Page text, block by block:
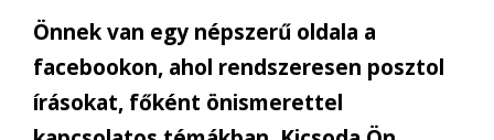
Önnek van egy népszerű oldala a
facebookon, ahol rendszeresen posztol
írásokat, főként önismerettel